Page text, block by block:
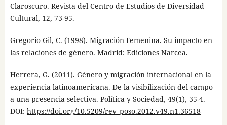
Claroscuro. Revista del Centro de Estudios de Diversidad
Cultural, 12, 73-95.
Gregorio Gil, C. (1998). Migración Femenina. Su impacto en
las relaciones de género. Madrid: Ediciones Narcea.
Herrera, G. (2011). Género y migración internacional en la
experiencia latinoamericana. De la visibilización del campo
a una presencia selectiva. Política y Sociedad, 49(1), 35-4.
DOI: https://doi.org/10.5209/rev_poso.2012.v49.n1.36518